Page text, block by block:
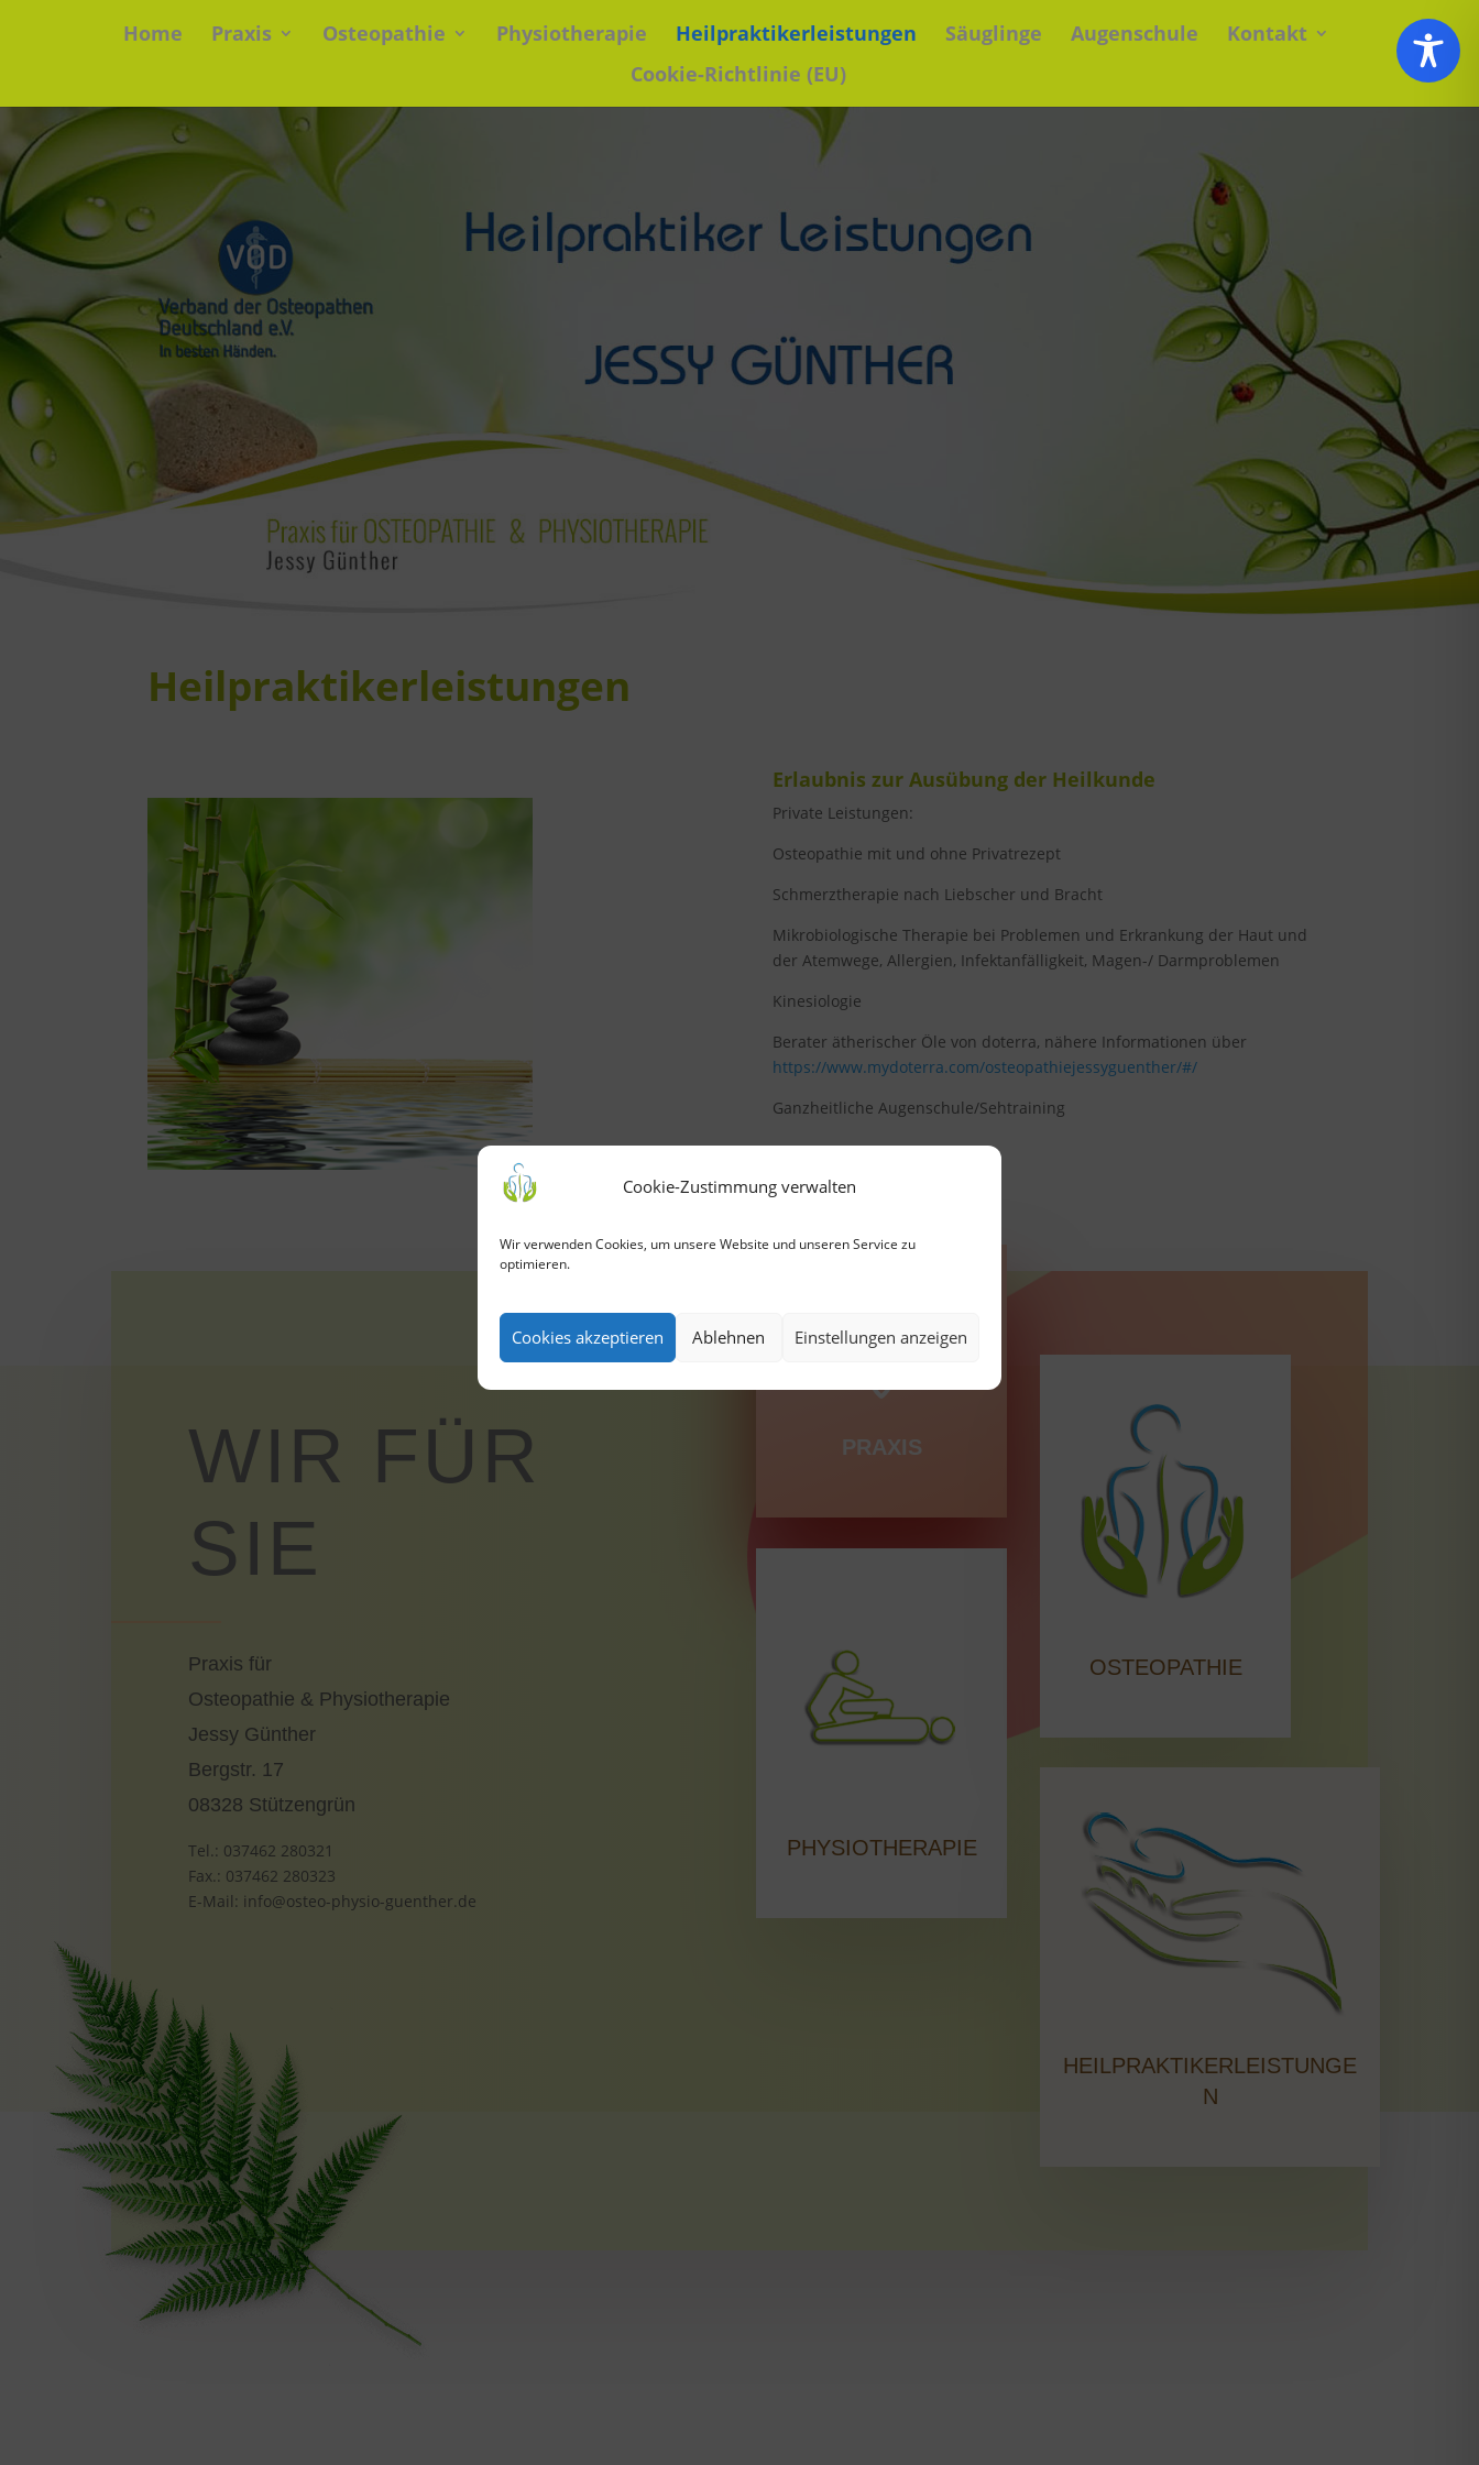
Cookie-Zustimmung verwalten
Wir verwenden Cookies, um unsere Website und unseren Service zu
optimieren.
Cookies akzeptieren Ablehnen Einstellungen anzeigen
Home Praxis Osteopathie Physiotherapie Heilpraktikerleistungen Säuglinge Augenschule
Kontakt
Cookie-Richtlinie (EU)
Heilpraktikerleistungen
Erlaubnis zur Ausübung der Heilkunde
Private Leistungen:
Osteopathie mit und ohne Privatrezept
Schmerztherapie nach Liebscher und Bracht
Mikrobiologische Therapie bei Problemen und Erkrankung der Haut und
der Atemwege, Allergien, Infektanfälligkeit, Magen-/ Darmproblemen
Kinesiologie
Berater ätherischer Öle von doterra, nähere Informationen über
https://www.mydoterra.com/osteopathiejessyguenther/#/
Ganzheitliche Augenschule/Sehtraining
WIR FÜR
SIE
Praxis für
Osteopathie & Physiotherapie
Jessy Günther
Bergstr. 17
08328 Stützengrün
Tel.: 037462 280321
Fax.: 037462 280323
E-Mail: info@osteo-physio-guenther.de
PRAXIS
PHYSIOTHERAPIE
OSTEOPATHIE
HEILPRAKTIKERLEISTUNGE
N